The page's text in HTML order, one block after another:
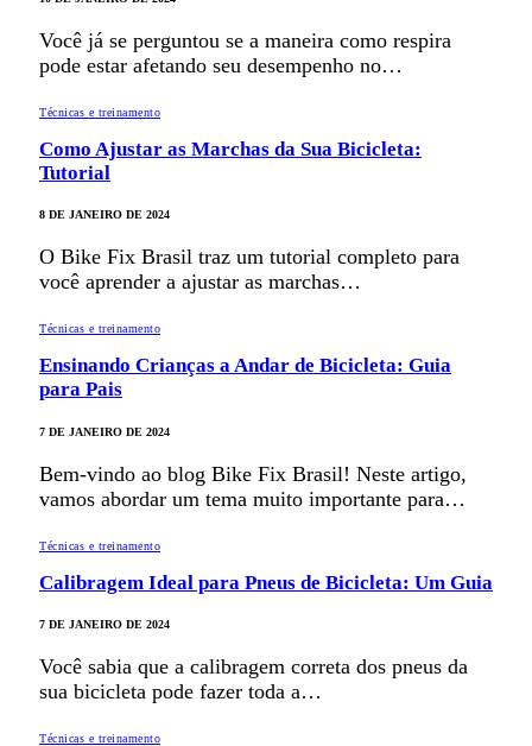
Você já se perguntou se a maneira como respira
pode estar afetando seu desempenho no…
Técnicas e treinamento
Como Ajustar as Marchas da Sua Bicicleta:
Tutorial
8 DE JANEIRO DE 2024
O Bike Fix Brasil traz um tutorial completo para
você aprender a ajustar as marchas…
Técnicas e treinamento
Ensinando Crianças a Andar de Bicicleta: Guia
para Pais
7 DE JANEIRO DE 2024
Bem-vindo ao blog Bike Fix Brasil! Neste artigo,
vamos abordar um tema muito importante para…
Técnicas e treinamento
Calibragem Ideal para Pneus de Bicicleta: Um Guia
7 DE JANEIRO DE 2024
Você sabia que a calibragem correta dos pneus da
sua bicicleta pode fazer toda a…
Técnicas e treinamento